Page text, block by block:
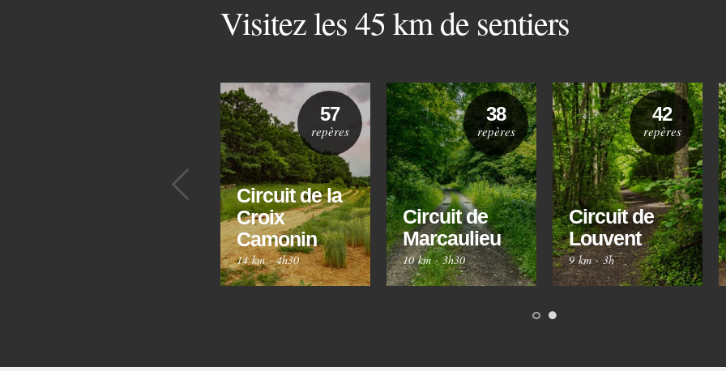
Visitez les 45 km de sentiers
Précédent
Circuit de la
Croix
Camonin
14 km·4h30
57
repères
Circuit de
Marcaulieu
10 km·3h30
38
repères
Circuit de
Louvent
9 km·3h
42
repères